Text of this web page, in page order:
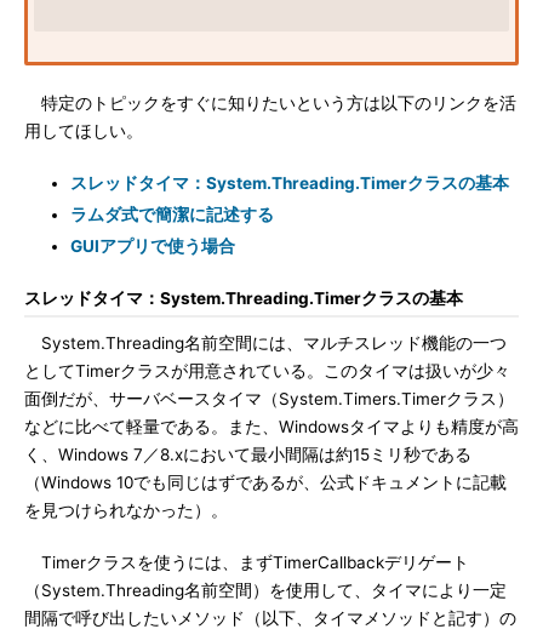
特定のトピックをすぐに知りたいという方は以下のリンクを活
用してほしい。
スレッドタイマ：System.Threading.Timerクラスの基本
ラムダ式で簡潔に記述する
GUIアプリで使う場合
スレッドタイマ：System.Threading.Timerクラスの基本
System.Threading名前空間には、マルチスレッド機能の一つ
としてTimerクラスが用意されている。このタイマは扱いが少々
面倒だが、サーバベースタイマ（System.Timers.Timerクラス）
などに比べて軽量である。また、Windowsタイマよりも精度が高
く、Windows 7／8.xにおいて最小間隔は約15ミリ秒である
（Windows 10でも同じはずであるが、公式ドキュメントに記載
を見つけられなかった）。
Timerクラスを使うには、まずTimerCallbackデリゲート
（System.Threading名前空間）を使用して、タイマにより一定
間隔で呼び出したいメソッド（以下、タイマメソッドと記す）の